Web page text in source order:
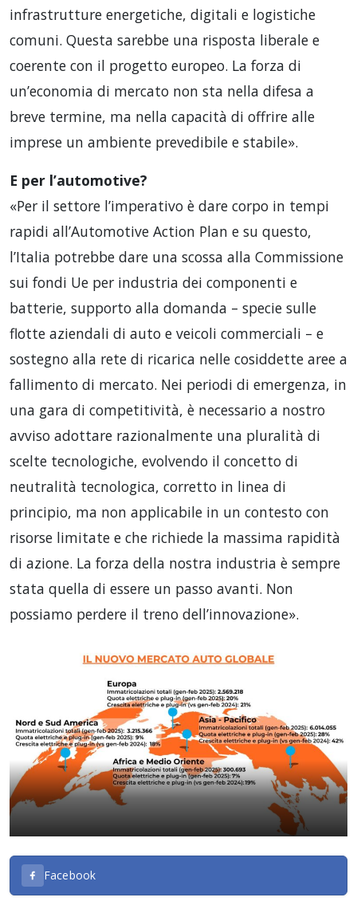
infrastrutture energetiche, digitali e logistiche
comuni. Questa sarebbe una risposta liberale e
coerente con il progetto europeo. La forza di
un’economia di mercato non sta nella difesa a
breve termine, ma nella capacità di offrire alle
imprese un ambiente prevedibile e stabile».
E per l’automotive?
«Per il settore l’imperativo è dare corpo in tempi
rapidi all’Automotive Action Plan e su questo,
l’Italia potrebbe dare una scossa alla Commissione
sui fondi Ue per industria dei componenti e
batterie, supporto alla domanda – specie sulle
flotte aziendali di auto e veicoli commerciali – e
sostegno alla rete di ricarica nelle cosiddette aree a
fallimento di mercato. Nei periodi di emergenza, in
una gara di competitività, è necessario a nostro
avviso adottare razionalmente una pluralità di
scelte tecnologiche, evolvendo il concetto di
neutralità tecnologica, corretto in linea di
principio, ma non applicabile in un contesto con
risorse limitate e che richiede la massima rapidità
di azione. La forza della nostra industria è sempre
stata quella di essere un passo avanti. Non
possiamo perdere il treno dell’innovazione».
Facebook